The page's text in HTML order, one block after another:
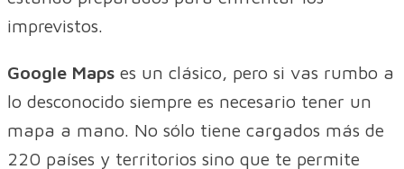
imprevistos.
Google Maps es un clásico, pero si vas rumbo a
lo desconocido siempre es necesario tener un
mapa a mano. No sólo tiene cargados más de
220 países y territorios sino que te permite